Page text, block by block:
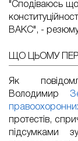
"Сподіваюсь
ВАКС", -
ЩО ЦЬОМУ
Як
Володимир
протестів,
підсумками